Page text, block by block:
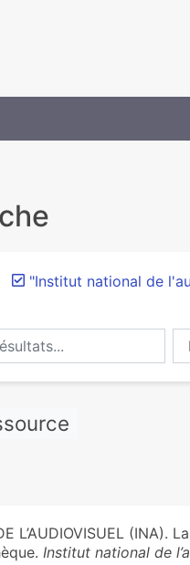
"Institut national de
L’AUDIOVISUEL (INA).
Institut national de